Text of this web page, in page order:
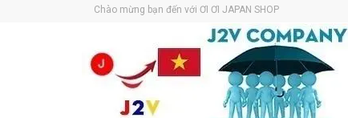
Chào mừng bạn đến với ƠI ƠI JAPAN SHOP